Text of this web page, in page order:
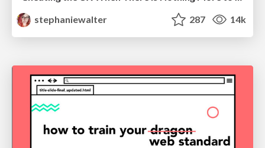
stephaniewalter
287 14k